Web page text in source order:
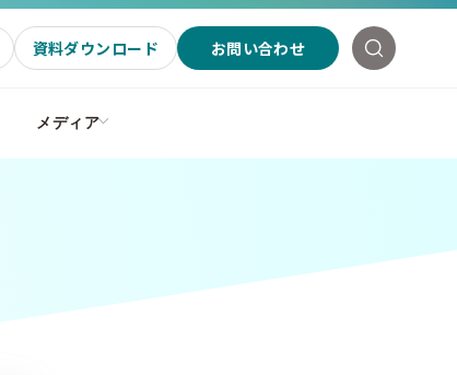
資料ダウンロード お問い合わせ
メディア